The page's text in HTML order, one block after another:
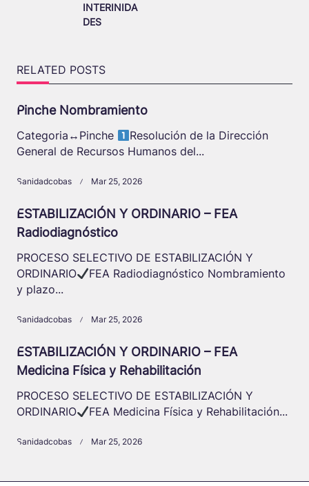
INTERINIDA
DES
RELATED POSTS
Pinche Nombramiento
Categoria ↔️ Pinche
Resolución de la Dirección
General de Recursos Humanos del...
Sanidadcobas Mar 25, 2026
ESTABILIZACIÓN Y ORDINARIO – FEA
Radiodiagnóstico
PROCESO SELECTIVO DE ESTABILIZACIÓN Y
ORDINARIO
FEA Radiodiagnóstico Nombramiento
y plazo...
Sanidadcobas Mar 25, 2026
ESTABILIZACIÓN Y ORDINARIO – FEA
Medicina Física y Rehabilitación
PROCESO SELECTIVO DE ESTABILIZACIÓN Y
ORDINARIO
FEA Medicina Física y Rehabilitación...
Sanidadcobas Mar 25, 2026